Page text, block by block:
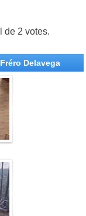
de 2 votes.
Delavega